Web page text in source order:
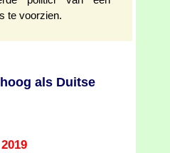
te voorzien.
als Duitse